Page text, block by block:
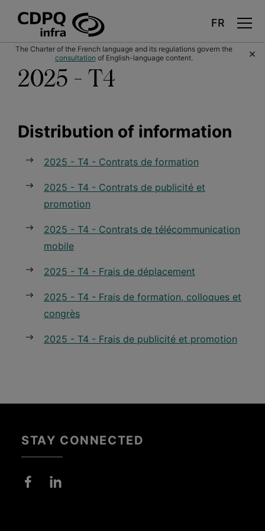
×
The Charter of the French language and its regulations govern the
consultation of English-language content.
2025 - T4
Distribution of information
2025 - T4 - Contrats de formation
2025 - T4 - Contrats de publicité et
promotion
2025 - T4 - Contrats de télécommunication
mobile
2025 - T4 - Frais de déplacement
2025 - T4 - Frais de formation, colloques et
congrès
2025 - T4 - Frais de publicité et promotion
STAY CONNECTED